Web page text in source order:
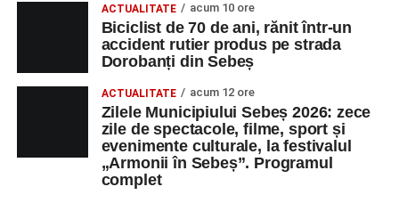
Pentru copii și tineri, festivalul propune jocuri și activități
recreative în mai multe zone ale municipiului – Răhău,
cartierul „Mihail Kogălniceanu”, Petrești și Parcul
Tineretului. Programul include spectacole pentru cei mici,
proiecții de film, petrecerea cu spumă și cea de-a treia
ediție a concursului MTB „Cicloaventurier de Sebeș”
care se va desfășura la Râpa Roșie.
ACTUALITATE acum 10 ore
Biciclist de 70 de ani, rănit într-un
accident rutier produs pe strada
Dorobanți din Sebeș
ACTUALITATE acum 12 ore
Zilele Municipiului Sebeș 2026: zece
zile de spectacole, filme, sport și
evenimente culturale, la festivalul
„Armonii în Sebeș”. Programul
complet